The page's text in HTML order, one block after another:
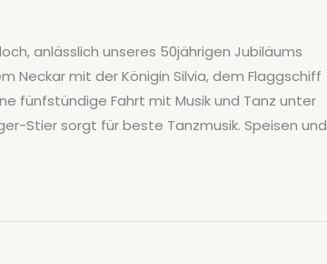
anlässlich unseres 50jährigen Jubiläums
Neckar mit der Königin Silvia, dem Flaggschiff
fünfstündige Fahrt mit Musik und Tanz unter
Stier sorgt für beste Tanzmusik. Speisen und